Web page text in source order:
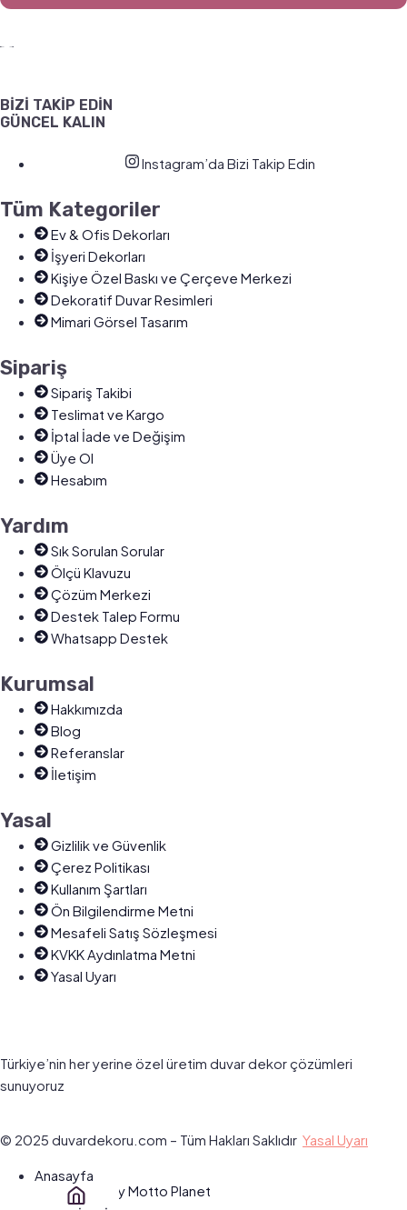
BİZİ TAKİP EDİN
GÜNCEL KALIN
Instagram’da Bizi Takip Edin
Tüm Kategoriler
Ev & Ofis Dekorları
İşyeri Dekorları
Kişiye Özel Baskı ve Çerçeve Merkezi
Dekoratif Duvar Resimleri
Mimari Görsel Tasarım
Sipariş
Sipariş Takibi
Teslimat ve Kargo
İptal İade ve Değişim
Üye Ol
Hesabım
Yardım
Sık Sorulan Sorular
Ölçü Klavuzu
Çözüm Merkezi
Destek Talep Formu
Whatsapp Destek
Kurumsal
Hakkımızda
Blog
Referanslar
İletişim
Yasal
Gizlilik ve Güvenlik
Çerez Politikası
Kullanım Şartları
Ön Bilgilendirme Metni
Mesafeli Satış Sözleşmesi
KVKK Aydınlatma Metni
Yasal Uyarı
Türkiye’nin her yerine özel üretim duvar dekor çözümleri
sunuyoruz
© 2025 duvardekoru.com – Tüm Hakları Saklıdır Yasal Uyarı
Designed With ♥️ By Motto Planet
Anasayfa